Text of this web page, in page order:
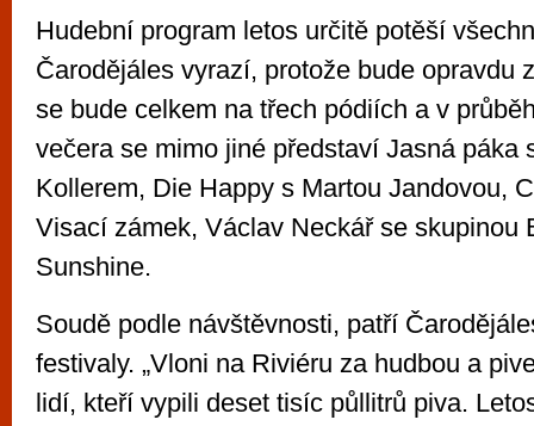
Hudební program letos určitě potěší
Čarodějáles vyrazí, protože bude opravdu
se bude celkem na třech pódiích a v
večera se mimo jiné představí Jasná páka
Kollerem, Die Happy s Martou Jandovou,
Visací zámek, Václav Neckář se skupinou
Sunshine.
Soudě podle návštěvnosti, patří
festivaly. „Vloni na Riviéru za hudbou a
lidí, kteří vypili deset tisíc půllitrů piva.